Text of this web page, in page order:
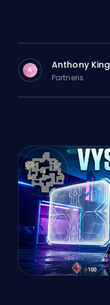
A Anthony King
Partneris